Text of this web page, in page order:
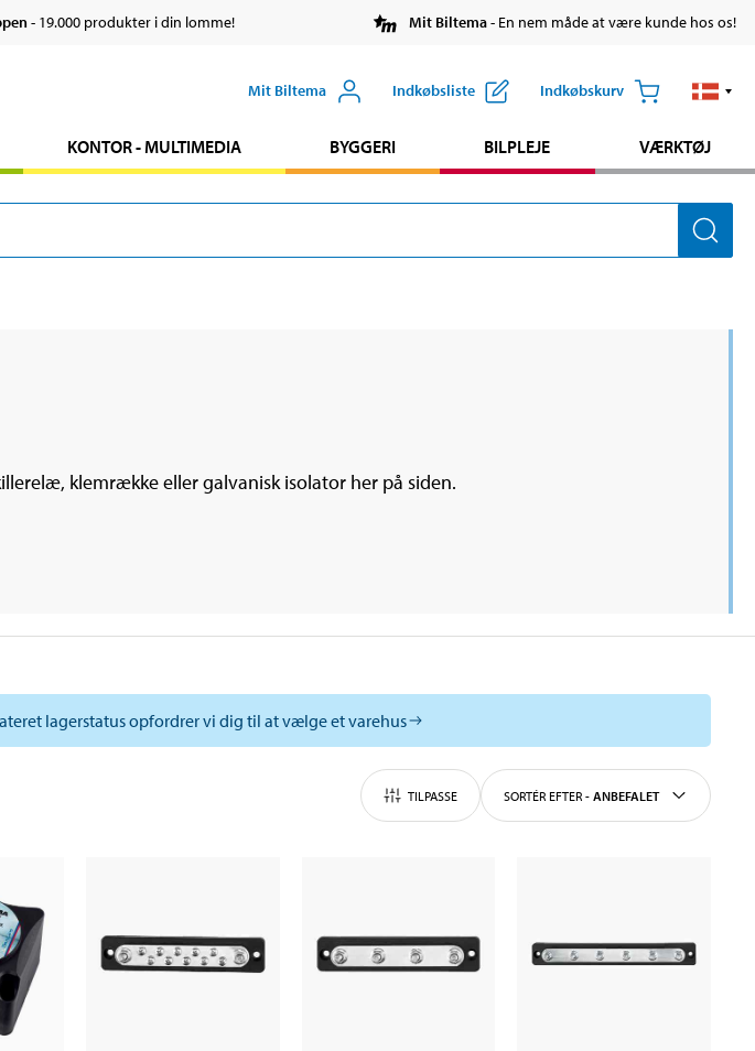
- 19.000 produkter i din lomme! Mit Biltema- En nem måde at være kunde hos os!
Mit Biltema Indkøbsliste Indkøbskurv
KONTOR - MULTIMEDIA BYGGERI BILPLEJE VÆRKTØJ
klemrække eller galvanisk isolator her på siden.
lagerstatus opfordrer vi dig til at vælge et varehus
TILPASSE SORTÉR EFTER - ANBEFALET